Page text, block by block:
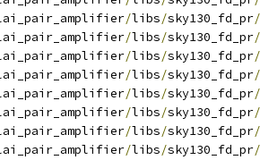
/libs/sky130_fd_pr/
/libs/sky130_fd_pr/
/libs/sky130_fd_pr/
/libs/sky130_fd_pr/
/libs/sky130_fd_pr/
/libs/sky130_fd_pr/
/libs/sky130_fd_pr/
/libs/sky130_fd_pr/